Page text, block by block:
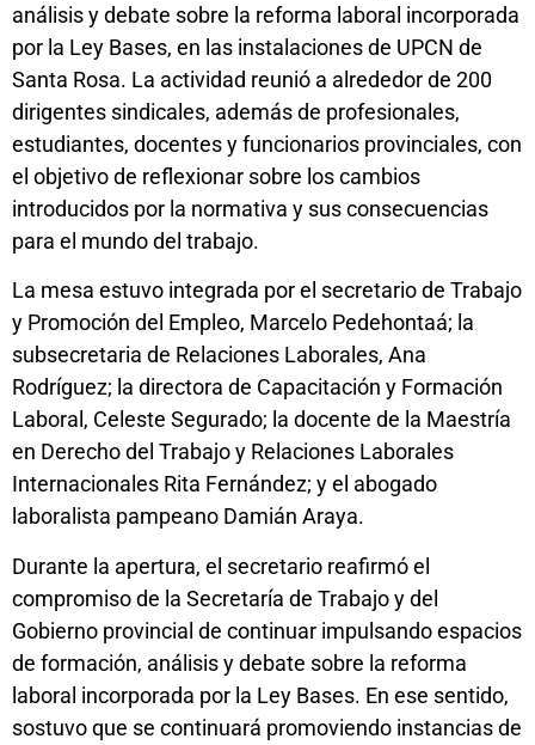
análisis y debate sobre la reforma laboral incorporada
por la Ley Bases, en las instalaciones de UPCN de
Santa Rosa. La actividad reunió a alrededor de 200
dirigentes sindicales, además de profesionales,
estudiantes, docentes y funcionarios provinciales, con
el objetivo de reflexionar sobre los cambios
introducidos por la normativa y sus consecuencias
para el mundo del trabajo.
La mesa estuvo integrada por el secretario de Trabajo
y Promoción del Empleo, Marcelo Pedehontaá; la
subsecretaria de Relaciones Laborales, Ana
Rodríguez; la directora de Capacitación y Formación
Laboral, Celeste Segurado; la docente de la Maestría
en Derecho del Trabajo y Relaciones Laborales
Internacionales Rita Fernández; y el abogado
laboralista pampeano Damián Araya.
Durante la apertura, el secretario reafirmó el
compromiso de la Secretaría de Trabajo y del
Gobierno provincial de continuar impulsando espacios
de formación, análisis y debate sobre la reforma
laboral incorporada por la Ley Bases. En ese sentido,
sostuvo que se continuará promoviendo instancias de